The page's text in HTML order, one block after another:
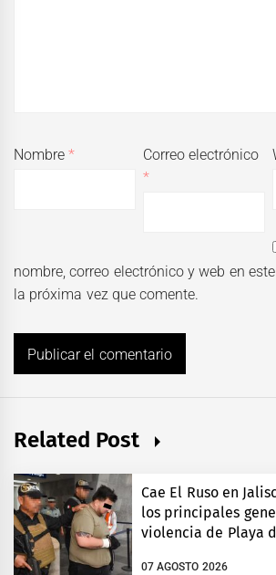
Nombre*
Correo electrónico
*
nombre, correo electrónico y web en
la próxima vez que comente.
Related Post
Cae El Ruso en
los principales
violencia de Playa
07 AGOSTO 2026